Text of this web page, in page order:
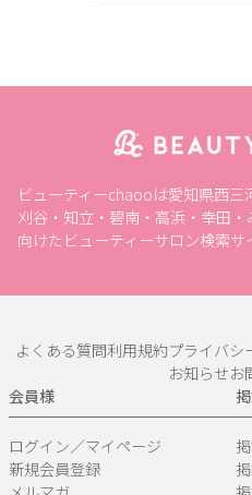
ビューティーchaooは愛知県西三
刈谷・知立・碧南・高浜・幸田
向けたビューティーサロン検索サ
よくある質問利用規約プライバシ
お知らせお
会員様
ログイン／マイページ
新規会員登録